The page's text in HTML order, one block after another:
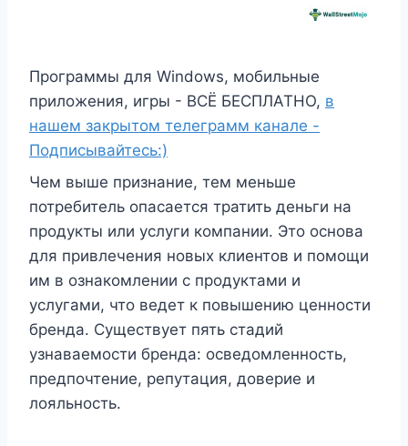
Программы для Windows, мобильные
приложения, игры - ВСЁ БЕСПЛАТНО, в
нашем закрытом телеграмм канале -
Подписывайтесь:)
Чем выше признание, тем меньше
потребитель опасается тратить деньги на
продукты или услуги компании. Это основа
для привлечения новых клиентов и помощи
им в ознакомлении с продуктами и
услугами, что ведет к повышению ценности
бренда. Существует пять стадий
узнаваемости бренда: осведомленность,
предпочтение, репутация, доверие и
лояльность.